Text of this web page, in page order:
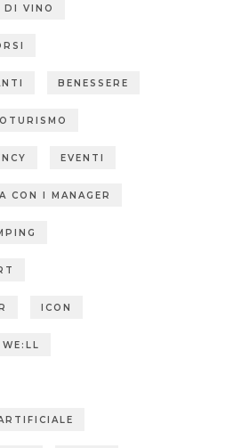
DI VINO
BENESSERE
EVENTI
CON I MANAGER
ICON